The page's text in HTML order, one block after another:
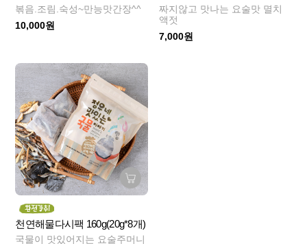
볶음.조림.숙성~만능맛간장^^
10,000원
짜지않고 맛나는 요술맛 멸치
액젓
7,000원
천연해물다시팩 160g(20g*8개)
국물이 맛있어지는 요술주머니